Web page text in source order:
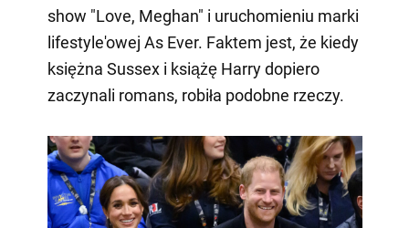
show "Love, Meghan" i uruchomieniu marki
lifestyle'owej As Ever. Faktem jest, że kiedy
księżna Sussex i książę Harry dopiero
zaczynali romans, robiła podobne rzeczy.